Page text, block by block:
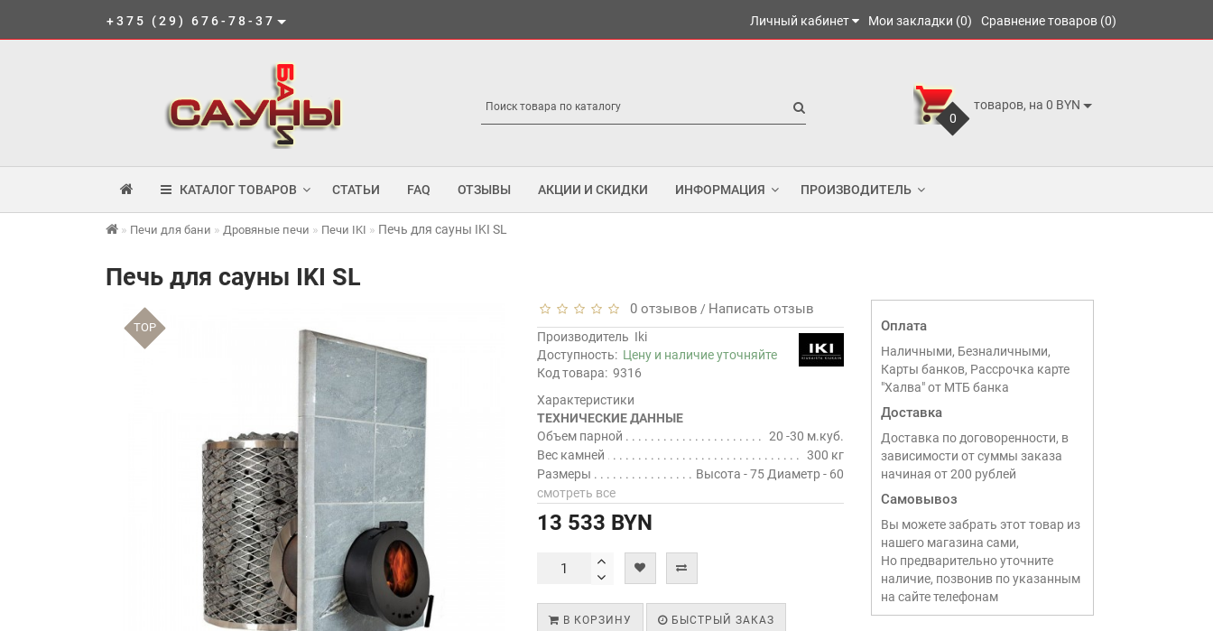
+375 (29) 676-78-37 Личный кабинет Мои закладки (0) Сравнение товаров (0)
0
товаров, на 0 BYN
КАТАЛОГ ТОВАРОВ СТАТЬИ FAQ ОТЗЫВЫ АКЦИИ И СКИДКИ ИНФОРМАЦИЯ ПРОИЗВОДИТЕЛЬ
Печи для бани Дровяные печи Печи IKI Печь для сауны IKI SL
Печь для сауны IKI SL
TOP
0 отзывов / Написать отзыв
Производитель Iki
Доступность: Цену и наличие уточняйте
Код товара: 9316
Характеристики
ТЕХНИЧЕСКИЕ ДАННЫЕ
Объем парной
20 -30 м.куб.
Вес камней
300 кг
Размеры
Высота - 75 Диаметр - 60
смотреть все
13 533 BYN
В КОРЗИНУ БЫСТРЫЙ ЗАКАЗ
Оплата
Наличными, Безналичными,
Карты банков, Рассрочка карте
"Халва" от МТБ банка
Доставка
Доставка по договоренности, в
зависимости от суммы заказа
начиная от 200 рублей
Самовывоз
Вы можете забрать этот товар из
нашего магазина сами,
Но предварительно уточните
наличие, позвонив по указанным
на сайте телефонам